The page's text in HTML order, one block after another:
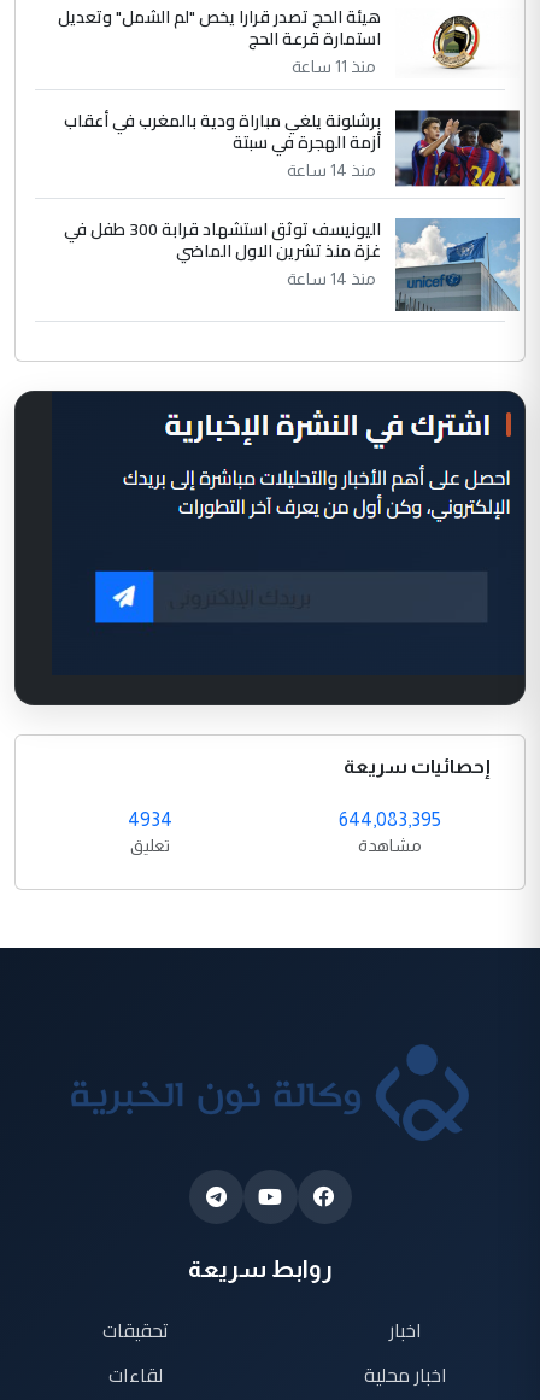
هيئة الحج تصدر قرارا يخص "لم الشمل" وتعديل
استمارة قرعة الحج
منذ 11 ساعة
برشلونة يلغي مباراة ودية بالمغرب في أعقاب
أزمة الهجرة في سبتة
منذ 14 ساعة
اليونيسف توثق استشهاد قرابة 300 طفل في
غزة منذ تشرين الاول الماضي
منذ 14 ساعة
إحصائيات سريعة
644,083,395
مشاهدة
4934
تعليق
روابط سريعة
اخبار
اخبار محلية
تحقيقات
لقاءات